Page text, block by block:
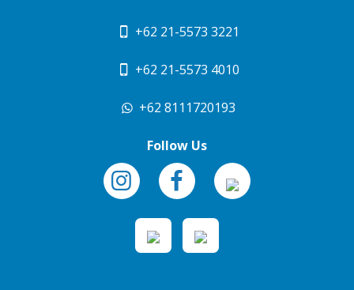
+62 21-5573 3221
+62 21-5573 4010
+62 8111720193
Follow Us